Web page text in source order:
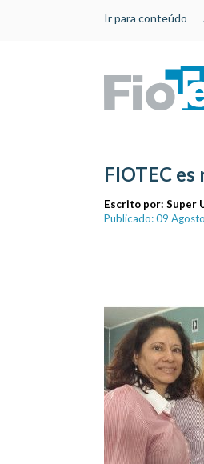
Ir para conteúdo
FIOTEC
Escrito por: Super
Publicado: 09